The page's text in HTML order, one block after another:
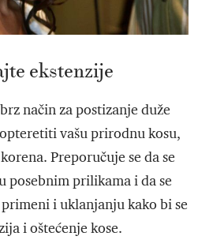
ekstenzije
način za postizanje duže
vašu prirodnu kosu,
Preporučuje se da se
posebnim prilikama i da se
i uklanjanju kako bi se
i oštećenje kose.